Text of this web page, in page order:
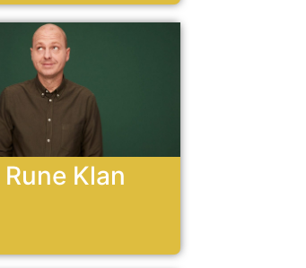
Rune Klan